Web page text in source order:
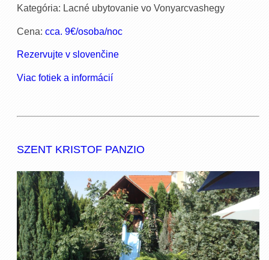
Kategória: Lacné ubytovanie vo Vonyarcvashegy
Cena:cca. 9€/osoba/noc
Rezervujte v slovenčine
Viac fotiek a informácií
SZENT KRISTOF PANZIO